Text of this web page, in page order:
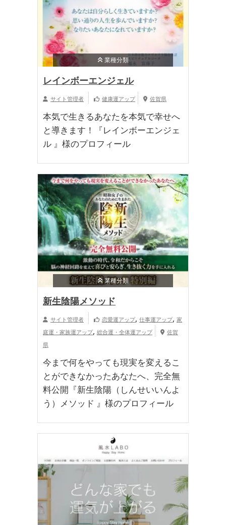
業種分類
レインボーエンジェル
サイト管理者 健康運アップ 佐賀県
本気で生きるあなたを本気で幸せへ
と導きます！『レインボーエンジェ
ル 』様のプロフィール
業種分類
新生陰陽メソッド
サイト管理者 恋愛運アップ, 仕事運アップ, 家
庭運・家族運アップ, 総合運・全体運アップ
佐賀
県
今まで何をやっても現実を変えるこ
とができなかったあなたへ、完全無
料公開『新生陰陽（しんせいいんよ
う）メソッド 』様のプロフィール